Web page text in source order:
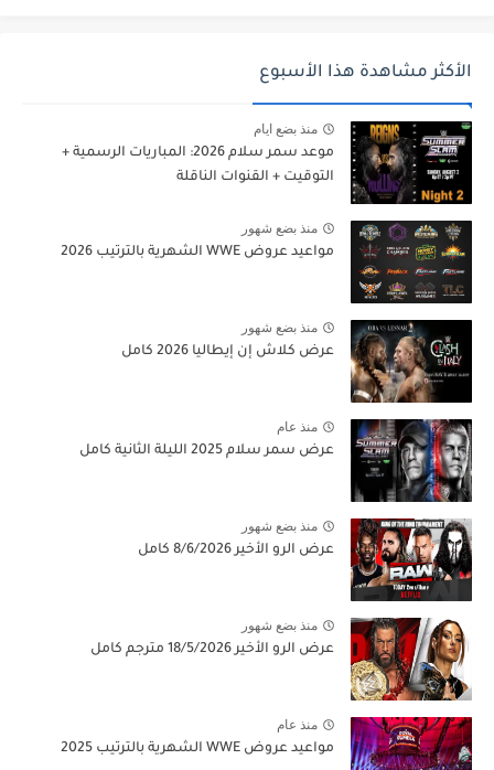
الأكثر مشاهدة هذا الأسبوع
منذ بضع ايام
موعد سمر سلام 2026: المباريات الرسمية +
التوقيت + القنوات الناقلة
منذ بضع شهور
مواعيد عروض WWE الشهرية بالترتيب 2026
منذ بضع شهور
عرض كلاش إن إيطاليا 2026 كامل
منذ عام
عرض سمر سلام 2025 الليلة الثانية كامل
منذ بضع شهور
عرض الرو الأخير 8/6/2026 كامل
منذ بضع شهور
عرض الرو الأخير 18/5/2026 مترجم كامل
منذ عام
مواعيد عروض WWE الشهرية بالترتيب 2025